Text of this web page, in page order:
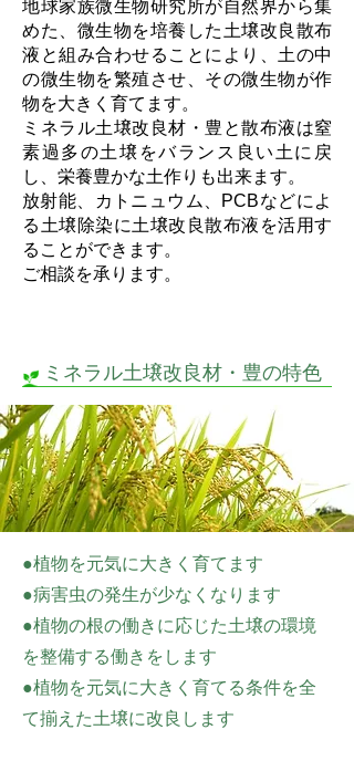
地球家族微生物研究所が自然界から集
めた、微生物を培養した土壌改良散布
液と組み合わせることにより、土の中
の微生物を繁殖させ、その微生物が作
物を大きく育てます。
ミネラル土壌改良材・豊と散布液は窒
素過多の土壌をバランス良い土に戻
し、栄養豊かな土作りも出来ます。
放射能、カトニュウム、PCBなどによ
る土壌除染に土壌改良散布液を活用す
ることができます。
ご相談を承ります。
ミネラル土壌改良材・豊の特色
●植物を元気に大きく育てます
●病害虫の発生が少なくなります
●植物の根の働きに応じた土壌の環境
を整備する働きをします
●植物を元気に大きく育てる条件を全
て揃えた土壌に改良します